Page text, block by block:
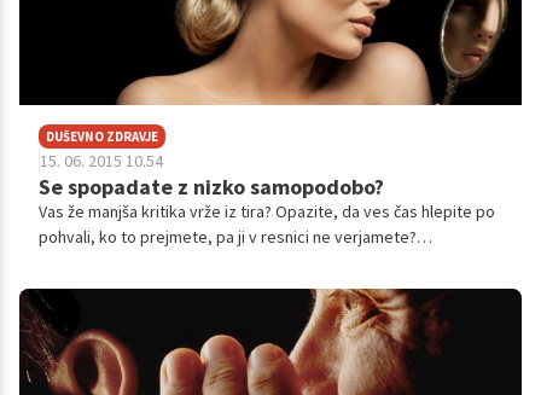
DUŠEVNO ZDRAVJE
15. 06. 2015 10.54
Se spopadate z nizko samopodobo?
Vas že manjša kritika vrže iz tira? Opazite, da ves čas hlepite po
pohvali, ko to prejmete, pa ji v resnici ne verjamete?
je le nekaj težav, ki jih prinaša nizko samovrednotenje in ki lahko
močno otežijo naše življenje. Kako se s temi težavami spopasti,
nam je pojasnila psihoterapevtka dr. Andreja Pšeničny.